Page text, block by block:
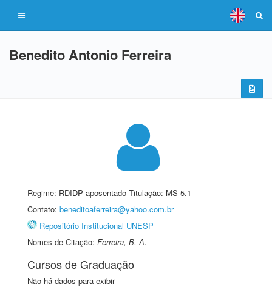
Benedito Antonio Ferreira
Regime: RDIDP aposentado Titulação: MS-5.1
Contato: beneditoaferreira@yahoo.com.br
Repositório Institucional UNESP
Nomes de Citação: Ferreira, B. A.
Cursos de Graduação
Não há dados para exibir